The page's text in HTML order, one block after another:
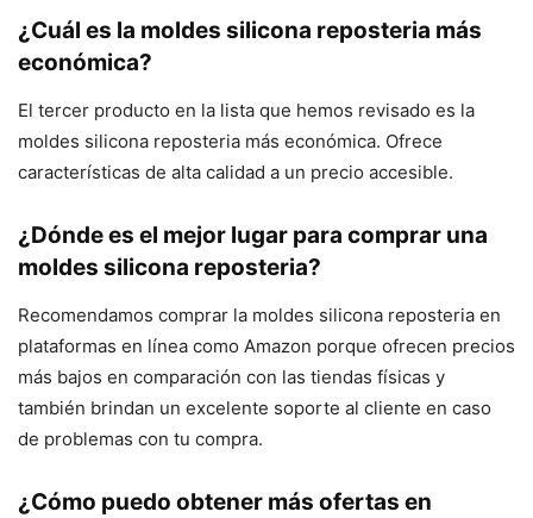
¿Cuál es la moldes silicona reposteria más
económica?
El tercer producto en la lista que hemos revisado es la
moldes silicona reposteria más económica. Ofrece
características de alta calidad a un precio accesible.
¿Dónde es el mejor lugar para comprar una
moldes silicona reposteria?
Recomendamos comprar la moldes silicona reposteria en
plataformas en línea como Amazon porque ofrecen precios
más bajos en comparación con las tiendas físicas y
también brindan un excelente soporte al cliente en caso
de problemas con tu compra.
¿Cómo puedo obtener más ofertas en